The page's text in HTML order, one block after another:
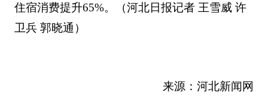
住宿消费提升65%。（河北日报记者 王雪威 许
卫兵 郭晓通）
来源：河北新闻网